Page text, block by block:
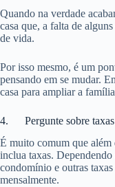
Quando na verdade
casa que, a falta de
de vida.
Por isso mesmo, é um
pensando em se mudar.
casa para ampliar a
4. Pergunte sobre taxas
É muito comum que
inclua taxas.
condomínio e outras
mensalmente.